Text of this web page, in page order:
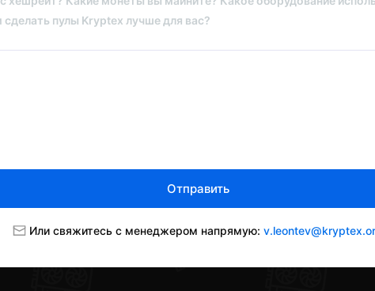
Отправить
Или свяжитесь с менеджером напрямую: